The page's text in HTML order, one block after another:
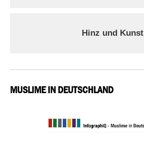
Hinz und Kunst
MUSLIME IN DEUTSCHLAND